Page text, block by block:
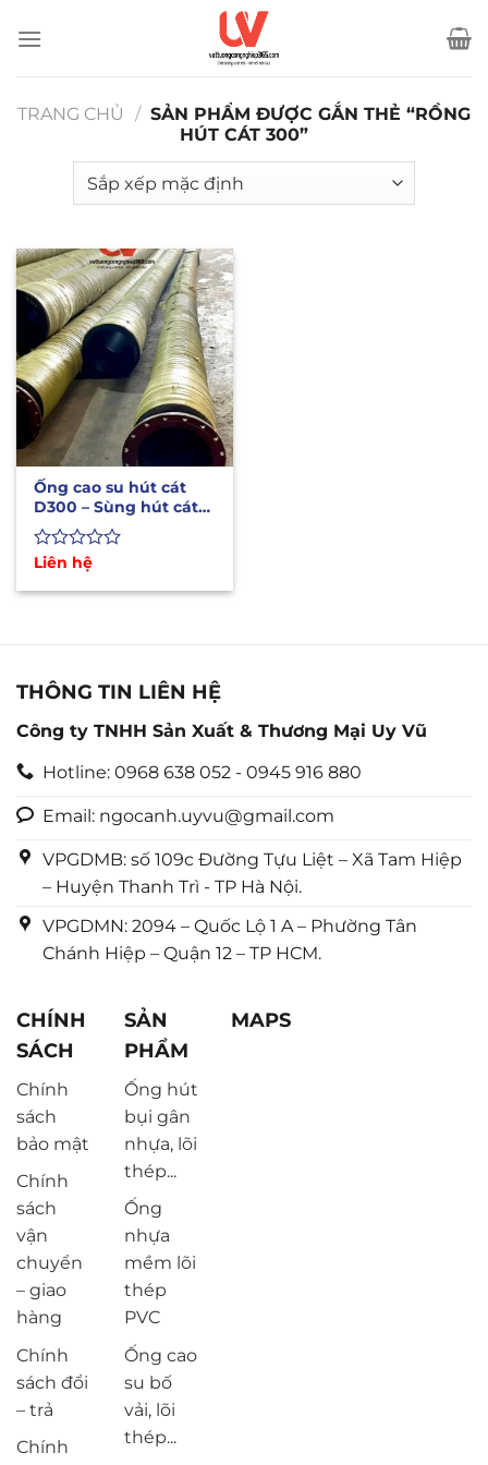
qua
TRANG CHỦ
/ SẢN PHẨM ĐƯỢC GẮN THẺ “RỒNG
HÚT CÁT 300”
Ống cao su hút cát
D300 – Sùng hút cát
phi 300 dài 6m, 10m,
12m
Được
hạng
Liên hệ
THÔNG TIN LIÊN HỆ
Công ty TNHH Sản Xuất & Thương Mại Uy Vũ
Hotline: 0968 638 052 - 0945 916 880
Email: ngocanh.uyvu@gmail.com
VPGDMB: số 109c Đường Tựu Liệt – Xã Tam Hiệp
– Huyện Thanh Trì - TP Hà Nội.
VPGDMN: 2094 – Quốc Lộ 1 A – Phường Tân
Chánh Hiệp – Quận 12 – TP HCM.
CHÍNH
SÁCH
Chính
sách
bảo mật
Chính
sách
vận
chuyển
– giao
hàng
Chính
sách đổi
– trả
Chính
SẢN
PHẨM
Ống hút
bụi gân
nhựa, lõi
thép...
Ống
nhựa
mềm lõi
thép
PVC
Ống cao
su bố
vải, lõi
thép...
MAPS